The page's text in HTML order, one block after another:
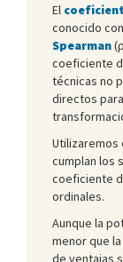
El
conocido
Spearman
coeficiente
técnicas no
directos
Utilizaremos
cumplan los
coeficiente
ordinales.
Aunque la
menor que
de ventajas